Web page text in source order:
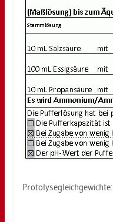
Pro­to­ly­segleich­ge­wich­te: